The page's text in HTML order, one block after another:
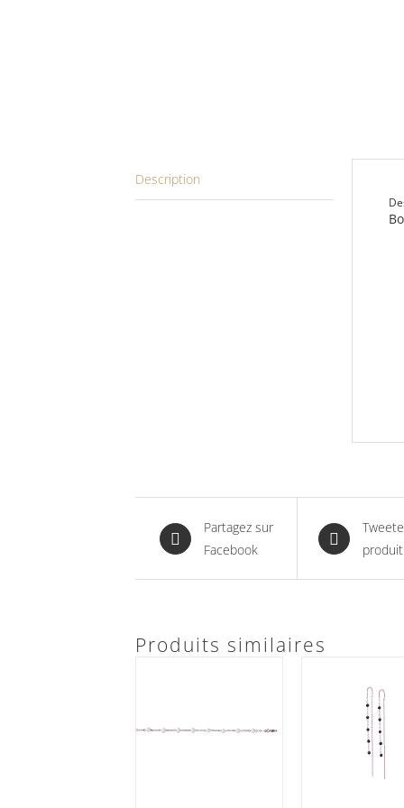
Description
Partagez sur
Facebook
produit
Produits similaires